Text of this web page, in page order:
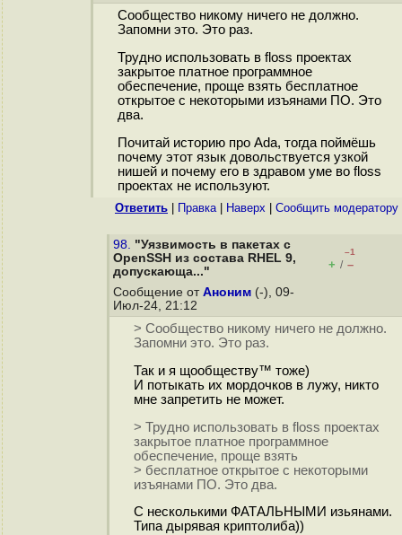
Сообщество никому ничего не должно.
Запомни это. Это раз.
Трудно использовать в floss проектах
закрытое платное программное
обеспечение, проще взять бесплатное
открытое с некоторыми изъянами ПО. Это
два.
Почитай историю про Ada, тогда поймёшь
почему этот язык довольствуется узкой
нишей и почему его в здравом уме во floss
проектах не используют.
Ответить Правка| Наверх Cообщить модератору
98. "Уязвимость в пакетах с
OpenSSH из состава RHEL 9,
допускающа..."
–1
+ / –
Сообщение от Аноним (-), 09-
Июл-24, 21:12
> Сообщество никому ничего не должно.
Запомни это. Это раз.
Так и я щообществу™ тоже)
И потыкать их мордочков в лужу, никто
мне запретить не может.
> Трудно использовать в floss проектах
закрытое платное программное
обеспечение, проще взять
> бесплатное открытое с некоторыми
изъянами ПО. Это два.
С несколькими ФАТАЛЬНЫМИ изьянами.
Типа дырявая криптолиба))